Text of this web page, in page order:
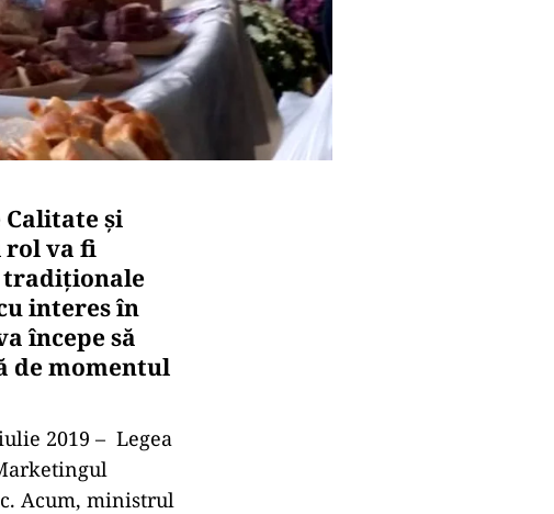
Calitate şi
rol va fi
tradiţionale
interes în
începe să
de momentul
2019 – Legea
Acum, ministrul